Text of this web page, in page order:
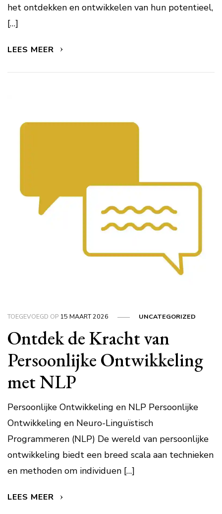
het ontdekken en ontwikkelen van hun potentieel,
[…]
LEES MEER
TOEGEVOEGD OP 15 MAART 2026 UNCATEGORIZED
Ontdek de Kracht van
Persoonlijke Ontwikkeling
met NLP
Persoonlijke Ontwikkeling en NLP Persoonlijke
Ontwikkeling en Neuro-Linguïstisch
Programmeren (NLP) De wereld van persoonlijke
ontwikkeling biedt een breed scala aan technieken
en methoden om individuen […]
LEES MEER